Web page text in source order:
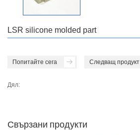
LSR silicone molded part
Попитайте сега Следващ продукт
Дял:
Свързани продукти